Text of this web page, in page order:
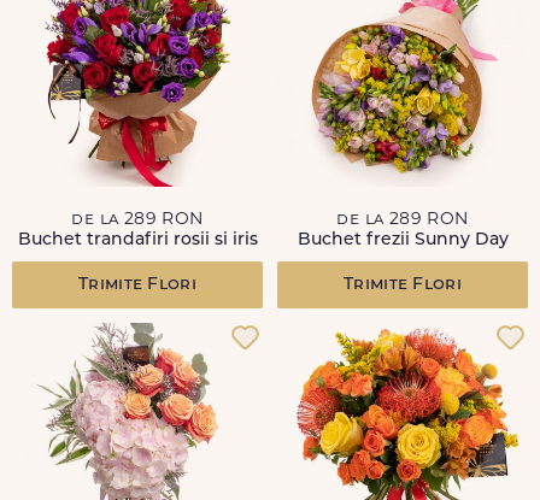
de la 289 RON
Buchet trandafiri rosii si iris
Trimite Flori
de la 289 RON
Buchet frezii Sunny Day
Trimite Flori